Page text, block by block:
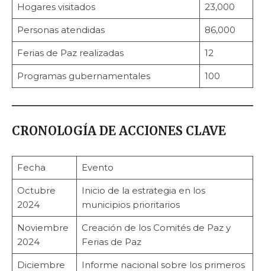
Hogares visitados 23,000
Personas atendidas 86,000
Ferias de Paz realizadas 12
Programas gubernamentales 100
CRONOLOGÍA DE ACCIONES CLAVE
Fecha Evento
Octubre
2024
Inicio de la estrategia en los
municipios prioritarios
Noviembre
2024
Creación de los Comités de Paz y
Ferias de Paz
Diciembre
Informe nacional sobre los primeros